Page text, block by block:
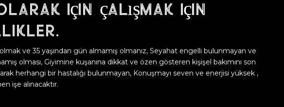
için çalışmak için
ve 35 yaşından gün almamış olmanız, Seyahat engelli bulunmayan ve
olması, Giyimine kuşanına dikkat ve özen gösteren kişişel bakımını son
herhangi bir hastalığı bulunmayan, Konuşmayı seven ve enerjisi yüksek ,
işe alınacaktır.